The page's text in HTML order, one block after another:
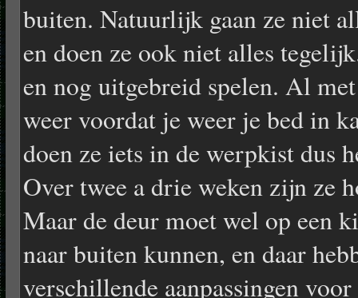
buiten. Natuurlijk gaan ze niet
en doen ze ook niet alles
en nog uitgebreid spelen. Al
weer voordat je weer je bed in
doen ze iets in de werpkist dus
Over twee a drie weken zijn ze
Maar de deur moet wel op een
naar buiten kunnen, en daar
verschillende aanpassingen